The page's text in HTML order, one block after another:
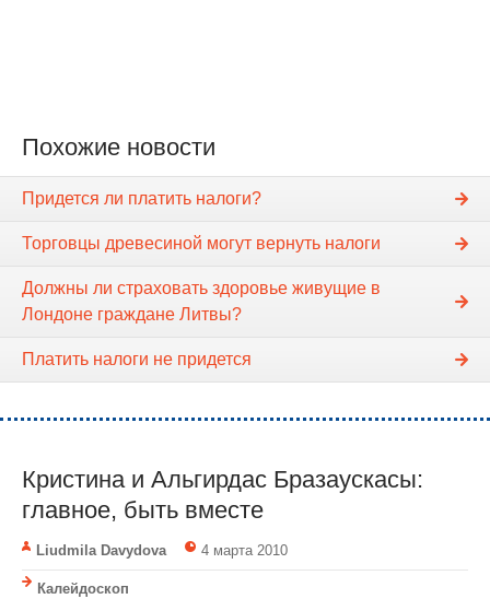
Похожие новости
Придется ли платить налоги?
Торговцы древесиной могут вернуть налоги
Должны ли страховать здоровье живущие в
Лондоне граждане Литвы?
Платить налоги не придется
Кристина и Альгирдас Бразаускасы:
главное, быть вместе
Liudmila Davydova 4 марта 2010
Калейдоскоп